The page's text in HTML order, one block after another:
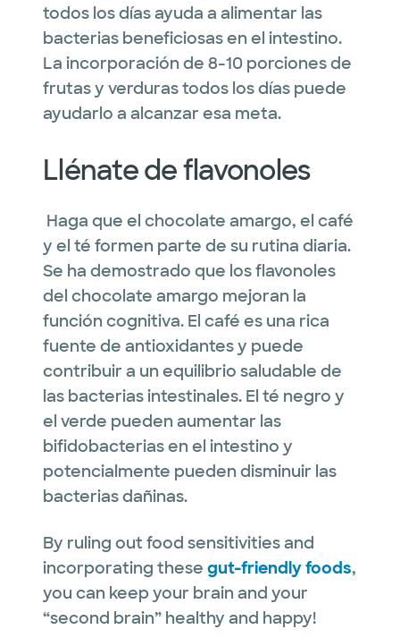
todos los días ayuda a alimentar las
bacterias beneficiosas en el intestino.
La incorporación de 8-10 porciones de
frutas y verduras todos los días puede
ayudarlo a alcanzar esa meta.
Llénate de flavonoles
Haga que el chocolate amargo, el café
y el té formen parte de su rutina diaria.
Se ha demostrado que los flavonoles
del chocolate amargo mejoran la
función cognitiva. El café es una rica
fuente de antioxidantes y puede
contribuir a un equilibrio saludable de
las bacterias intestinales. El té negro y
el verde pueden aumentar las
bifidobacterias en el intestino y
potencialmente pueden disminuir las
bacterias dañinas.
By ruling out food sensitivities and
incorporating these gut-friendly foods,
you can keep your brain and your
“second brain” healthy and happy!